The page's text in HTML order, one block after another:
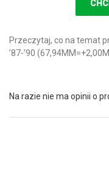
Przeczytaj, co na temat
’87-’90
Na razie nie ma opinii o